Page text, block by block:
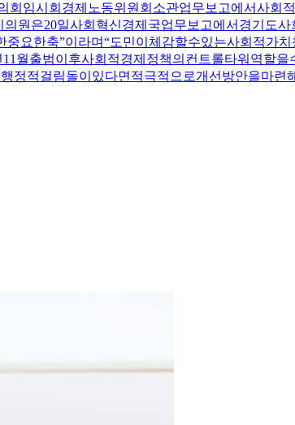
임시회경제노동위원회소관업무보고에서사회
원은20일사회혁신경제국업무보고에서경기도
요한축”이라며“도민이체감할수있는사회적가
월출범이후사회적경제정책의컨트롤타워역할
정적걸림돌이있다면적극적으로개선방안을마련